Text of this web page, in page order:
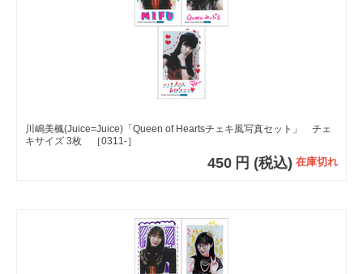
川嶋美楓(Juice=Juice)「Queen of Heartsチェキ風写真セット」 チェ
キサイズ 3枚 ［0311-］
450 円 (税込) 在庫切れ